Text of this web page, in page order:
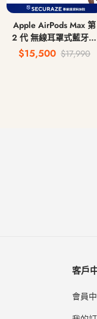
Apple AirPods Max 第
2 代 無線耳罩式藍牙耳
機 USB-C
$15,500 $17,990
客戶
會員